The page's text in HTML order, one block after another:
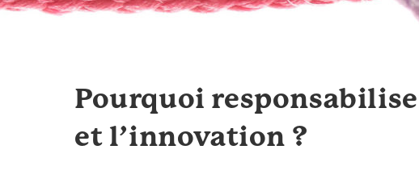
Pourquoi
et l’innovation ?